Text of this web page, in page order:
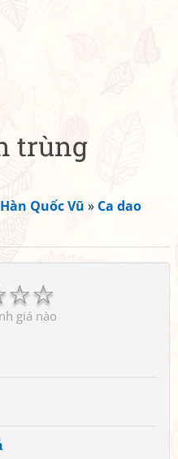
trùng
Hàn Quốc Vũ » Ca dao
☆
☆
giá nào